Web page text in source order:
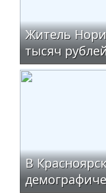
Житель
тысяч
В